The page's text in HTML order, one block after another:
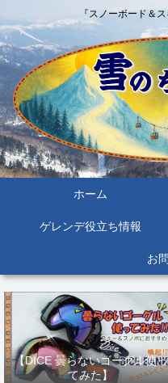
『スノーボード＆
ホーム
ゲレンデ役立ち情報
お
【DICE 曇らないゴーグル使っ
てみた】